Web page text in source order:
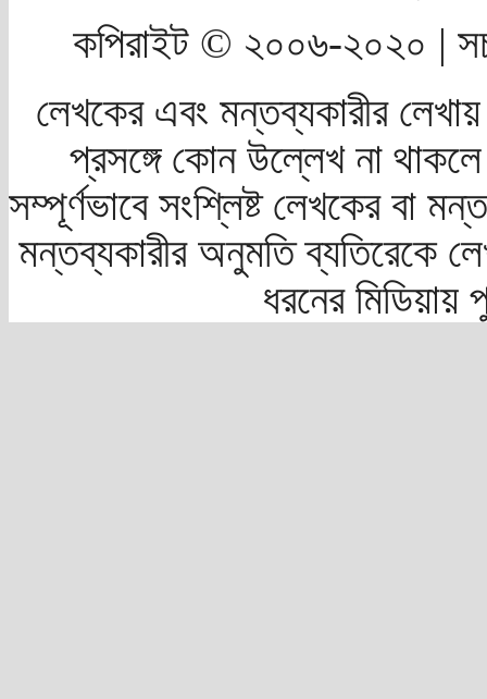
কপিরাইট © ২০০৬-২০২০ |
লেখকের এবং মন্তব্যকারীর
প্রসঙ্গে কোন উল্লেখ না
সম্পূর্ণভাবে সংশ্লিষ্ট লেখকের বা
মন্তব্যকারীর অনুমতি ব্যতিরেকে
ধরনের মিডিয়ায়